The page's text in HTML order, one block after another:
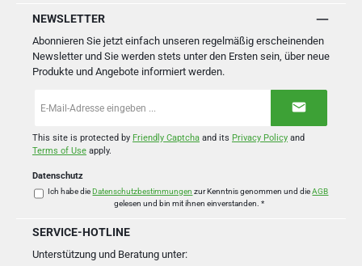
NEWSLETTER
Abonnieren Sie jetzt einfach unseren regelmäßig erscheinenden
Newsletter und Sie werden stets unter den Ersten sein, über neue
Produkte und Angebote informiert werden.
Mail-
*
This site is protected by Friendly Captcha and its Privacy Policy and
Terms of Use apply.
Datenschutz
Ich habe dieDatenschutzbestimmungen zur Kenntnis genommen und dieAGB
gelesen und bin mit ihnen einverstanden. *
SERVICE-HOTLINE
Unterstützung und Beratung unter: